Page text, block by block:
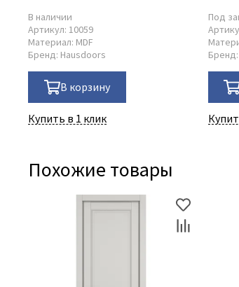
В наличии
Артикул: 10059
Материал: MDF
Бренд: Hausdoors
В корзину
Купить в 1 клик
Под
Бренд:
Похожие товары